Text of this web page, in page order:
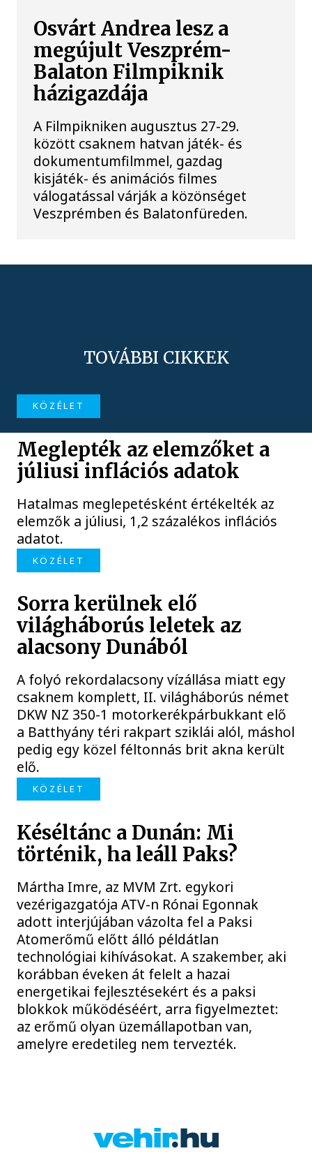
Osvárt Andrea lesz a
megújult Veszprém-
Balaton Filmpiknik
házigazdája
A Filmpikniken augusztus 27-29.
között csaknem hatvan játék- és
dokumentumfilmmel, gazdag
kisjáték- és animációs filmes
válogatással várják a közönséget
Veszprémben és Balatonfüreden.
TOVÁBBI CIKKEK
KÖZÉLET
Meglepték az elemzőket a
júliusi inflációs adatok
Hatalmas meglepetésként értékelték az
elemzők a júliusi, 1,2 százalékos inflációs
adatot.
KÖZÉLET
Sorra kerülnek elő
világháborús leletek az
alacsony Dunából
A folyó rekordalacsony vízállása miatt egy
csaknem komplett, II. világháborús német
DKW NZ 350-1 motorkerékpárbukkant elő
a Batthyány téri rakpart sziklái alól, máshol
pedig egy közel féltonnás brit akna került
elő.
KÖZÉLET
Késéltánc a Dunán: Mi
történik, ha leáll Paks?
Mártha Imre, az MVM Zrt. egykori
vezérigazgatója ATV-n Rónai Egonnak
adott interjújában vázolta fel a Paksi
Atomerőmű előtt álló példátlan
technológiai kihívásokat. A szakember, aki
korábban éveken át felelt a hazai
energetikai fejlesztésekért és a paksi
blokkok működéséért, arra figyelmeztet:
az erőmű olyan üzemállapotban van,
amelyre eredetileg nem tervezték.